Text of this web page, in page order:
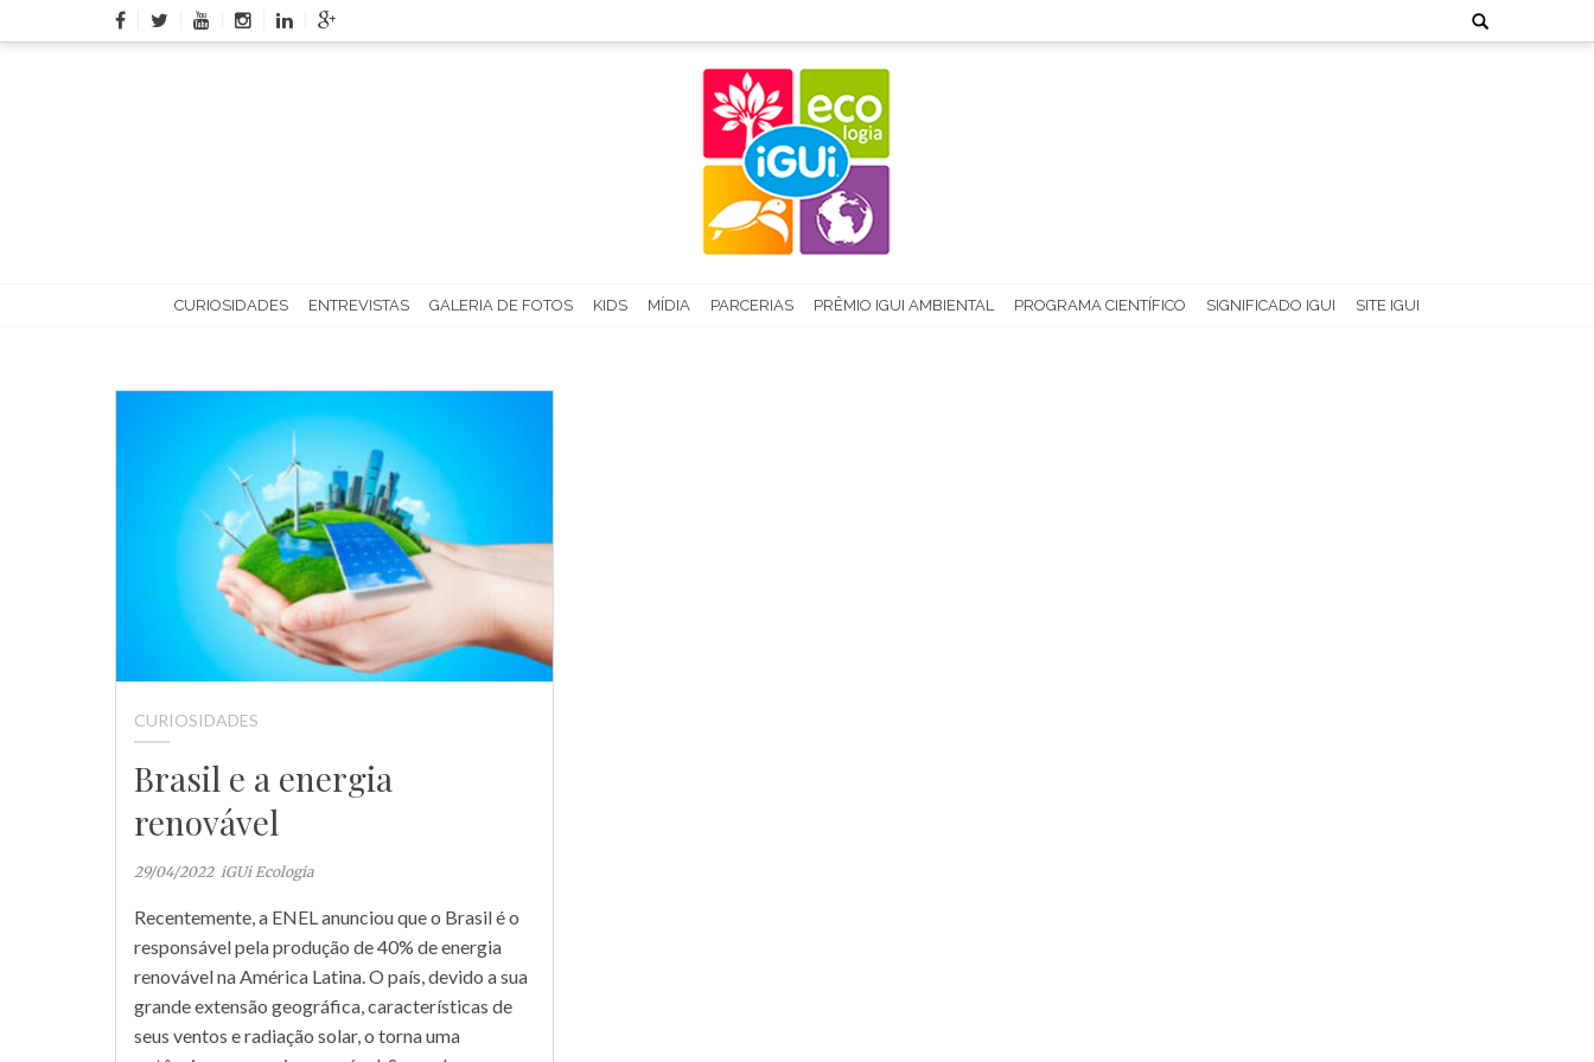
to
Search
for:
CURIOSIDADES ENTREVISTAS GALERIA DE FOTOS KIDS MÍDIA PARCERIAS PRÊMIO IGUI AMBIENTAL PROGRAMA CIENTÍFICO SIGNIFICADO IGUI SITE IGUI
CURIOSIDADES
Brasil e a energia
renovável
29/04/2022 iGUi Ecologia
Recentemente, a ENEL anunciou que o Brasil é o
responsável pela produção de 40% de energia
renovável na América Latina. O país, devido a sua
grande extensão geográfica, características de
seus ventos e radiação solar, o torna uma